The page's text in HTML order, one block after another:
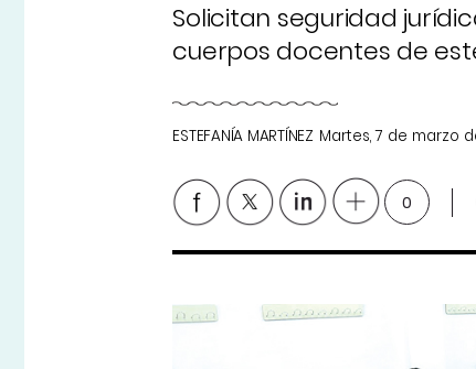
Solicitan seguridad
cuerpos docentes de
ESTEFANÍA MARTÍNEZ Martes, 7 de marzo
0